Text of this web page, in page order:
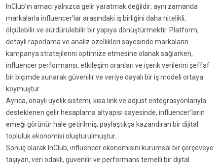
InClub’ın amacı yalnızca gelir yaratmak değildir; aynı zamanda
markalarla influencer’lar arasındaki iş birliğini daha nitelikli,
ölçülebilir ve sürdürülebilir bir yapıya dönüştürmektir. Platform,
detaylı raporlama ve analiz özellikleri sayesinde markaların
kampanya stratejilerini optimize etmesine olanak sağlarken,
influencer performansı, etkileşim oranları ve içerik verilerini şeffaf
bir biçimde sunarak güvenilir ve veriye dayalı bir iş modeli ortaya
koymuştur.
Ayrıca, onaylı üyelik sistemi, kısa link ve adjust entegrasyonlarıyla
desteklenen gelir hesaplama altyapısı sayesinde, influencer’ların
emeği görünür hale getirilmiş; paylaştıkça kazandıran bir dijital
topluluk ekonomisi oluşturulmuştur.
Sonuç olarak InClub, influencer ekonomisini kurumsal bir çerçeveye
taşıyan, veri odaklı, güvenilir ve performans temelli bir dijital